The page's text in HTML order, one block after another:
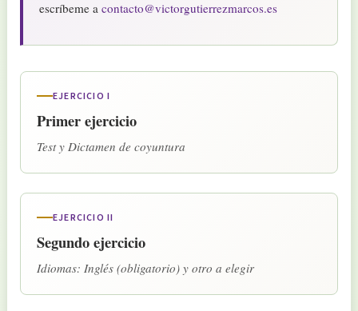
escríbeme a contacto@victorgutierrezmarcos.es
EJERCICIO I
Primer ejercicio
Test y Dictamen de coyuntura
EJERCICIO II
Segundo ejercicio
Idiomas: Inglés (obligatorio) y otro a elegir